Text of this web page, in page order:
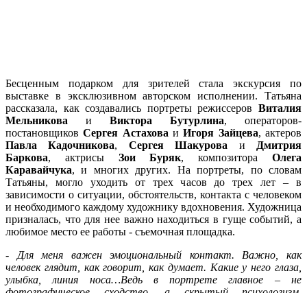
Бесценным подарком для зрителей стала экскурсия по
выставке в эксклюзивном авторском исполнении. Татьяна
рассказала, как создавались портреты режиссеров Виталия
Мельникова и Виктора Бутурлина, операторов-
постановщиковСергея Астахова иИгоря Зайцева, актеров
Павла Кадочникова, Сергея Шакурова и
Дмитрия
Баркова, актрисы Зои Буряк, композитораОлега
Каравайчука, и многих других. На портреты, по словам
Татьяны, могло уходить от трех часов до трех лет – в
зависимости о ситуации, обстоятельств, контакта с человеком
и необходимого каждому художнику вдохновения. Художница
призналась, что для нее важно находиться в гуще событий, а
любимое место ее работы - съемочная площадка.
- Для меня важен эмоциональный контакт. Важно, как
человек глядит, как говорит, как думает. Какие у него глаза,
улыбка, линия носа…Ведь в портрете главное – не